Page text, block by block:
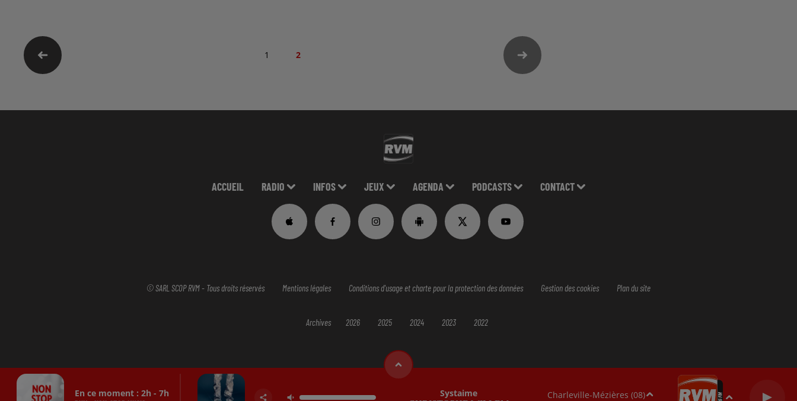
1 2
ACCUEIL RADIO INFOS JEUX AGENDA PODCASTS CONTACT
En ce moment : 2h - 7h Systaime Charleville-Mézières (08)
© SARL SCOP RVM - Tous droits réservés Mentions légales Conditions d'usage et charte pour la protection des données Gestion des cookies Plan du site
Archives 2026 2025 2024 2023 2022